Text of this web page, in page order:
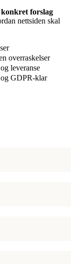
konkret forslag
nettsiden skal
overraskelser
leveranse
GDPR-klar